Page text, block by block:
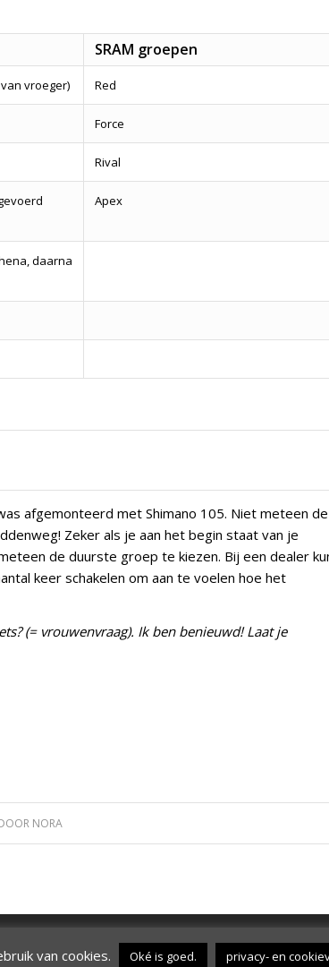
SRAM groepen
vroeger) Red
Force
Rival
Apex
daarna
afgemonteerd met Shimano 105. Niet meteen de
Zeker als je aan het begin staat van je
de duurste groep te kiezen. Bij een dealer
keer schakelen om aan te voelen hoe het
(= vrouwenvraag). Ik ben benieuwd! Laat je
NORA
verder te surfen op de site ga je hiermee akkoord
van cookies. Oké is goed. privacy- en